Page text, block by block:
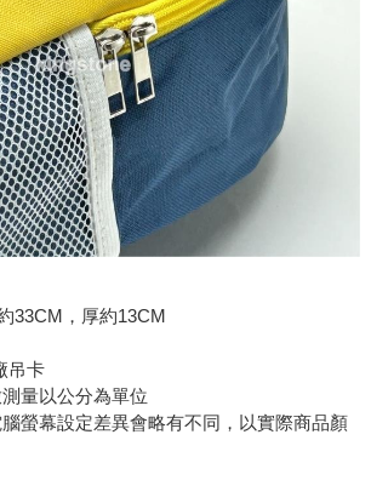
33CM，厚約13CM
吊卡
量以公分為單位
螢幕設定差異會略有不同，以實際商品顏